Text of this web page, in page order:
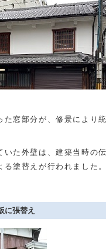
た窓部分が、修景により
いた外壁は、建築当時の
る塗替えが行われました。
に張替え